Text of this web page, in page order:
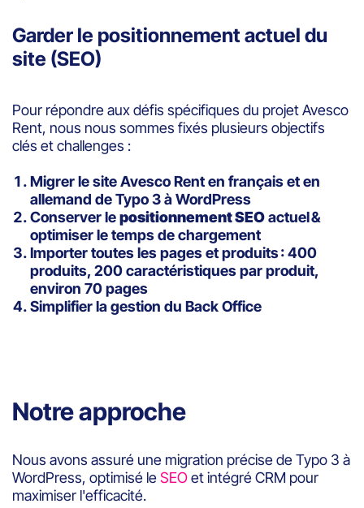
Garder le positionnement actuel du
site (SEO)
Pour répondre aux défis spécifiques du projet Avesco
Rent, nous nous sommes fixés plusieurs objectifs
clés et challenges :
Migrer le site Avesco Rent en français et en
allemand de Typo 3 à WordPress
Conserver lepositionnement SEOactuel &
optimiser le temps de chargement
Importer toutes les pages et produits : 400
produits, 200 caractéristiques par produit,
environ 70 pages
Simplifier la gestion du Back Office
Notre approche
Nous avons assuré une migration précise de Typo 3 à
WordPress, optimisé leSEOet intégré CRM pour
maximiser l'efficacité.